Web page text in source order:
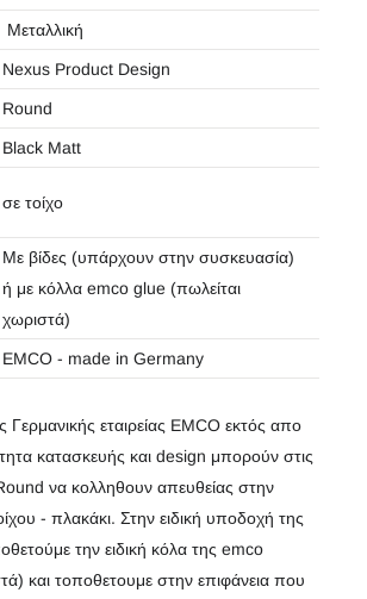
Μεταλλική
Nexus Product Design
Round
Black Matt
σε τοίχο
Με βίδες (υπάρχουν στην συσκευασία)
ή με κόλλα emco glue (πωλείται
χωριστά)
EMCO - made in Germany
εταιρείας EMCO εκτός απο
κατασκευής και design μπορούν στις
να κολληθουν απευθείας στην
- πλακάκι. Στην ειδική υποδοχή της
την ειδική κόλα της emco
και τοποθετουμε στην επιφάνεια που